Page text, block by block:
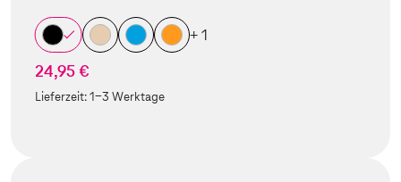
+ 1
24,95 €
Lieferzeit:1-3 Werktage